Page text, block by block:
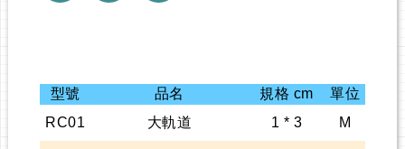
型號 品名 規格 cm
單位
RC01
大軌道 1 * 3 M